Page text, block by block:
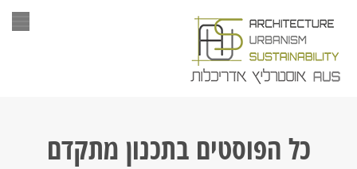
כל הפוסטים בתכנון מתקדם